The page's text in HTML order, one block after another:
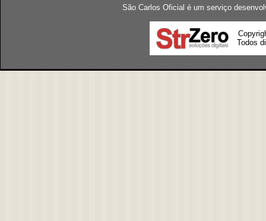
São Carlos Oficial é um serviço
Todos